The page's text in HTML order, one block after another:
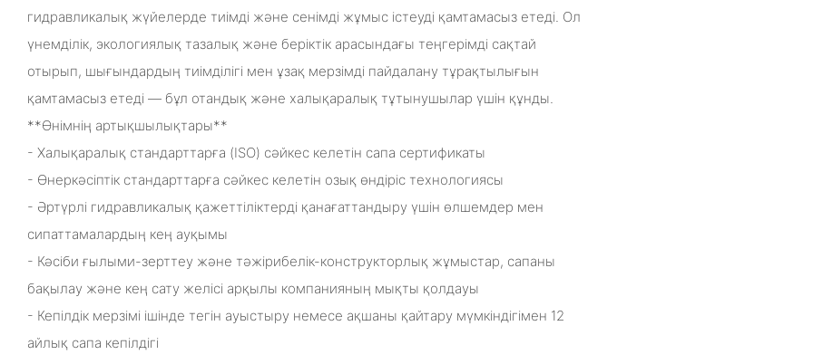
гидравликалық жүйелерде тиімді және сенімді жұмыс істеуді қамтамасыз етеді. Ол
үнемділік, экологиялық тазалық және беріктік арасындағы теңгерімді сақтай
отырып, шығындардың тиімділігі мен ұзақ мерзімді пайдалану тұрақтылығын
қамтамасыз етеді — бұл отандық және халықаралық тұтынушылар үшін құнды.
**Өнімнің артықшылықтары**
- Халықаралық стандарттарға (ISO) сәйкес келетін сапа сертификаты
- Өнеркәсіптік стандарттарға сәйкес келетін озық өндіріс технологиясы
- Әртүрлі гидравликалық қажеттіліктерді қанағаттандыру үшін өлшемдер мен
сипаттамалардың кең ауқымы
- Кәсіби ғылыми-зерттеу және тәжірибелік-конструкторлық жұмыстар, сапаны
бақылау және кең сату желісі арқылы компанияның мықты қолдауы
- Кепілдік мерзімі ішінде тегін ауыстыру немесе ақшаны қайтару мүмкіндігімен 12
айлық сапа кепілдігі